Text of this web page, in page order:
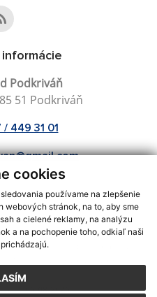
cookies
používame na zlepšenie
webových stránok, na to, aby sme
a cielené reklamy, na analýzu
a na pochopenie toho, odkiaľ naši
Podkriváň
51 Podkriváň
/ 449 31 01
informácií s využitím RSS
2,Mapa stránok,web portál
,domény,registrácia domény
06.08.2026